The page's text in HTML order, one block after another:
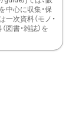
中心に収集・保
次資料（モノ・
図書・雑誌）を